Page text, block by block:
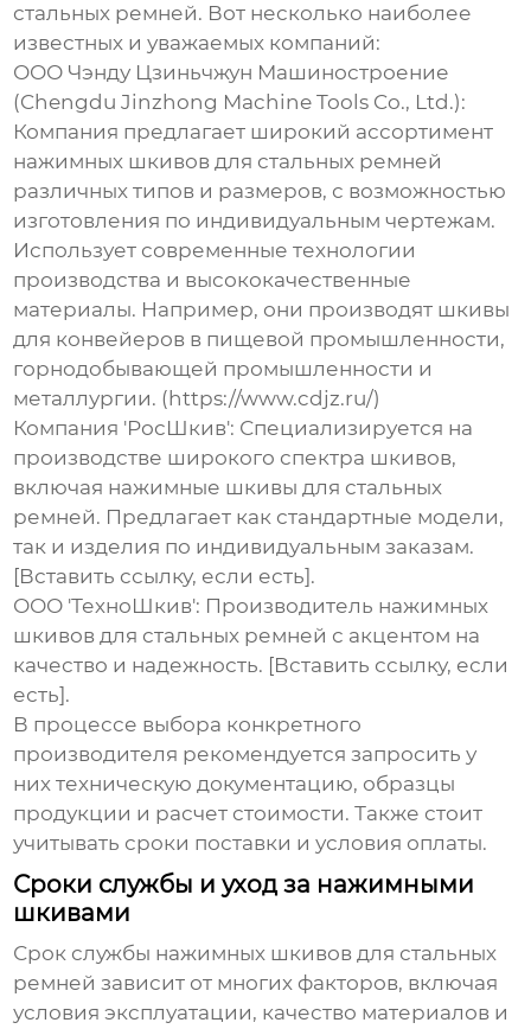
стальных ремней. Вот несколько наиболее
известных и уважаемых компаний:
ООО Чэнду Цзиньчжун Машиностроение
(Chengdu Jinzhong Machine Tools Co., Ltd.):
Компания предлагает широкий ассортимент
нажимных шкивов для стальных ремней
различных типов и размеров, с возможностью
изготовления по индивидуальным чертежам.
Использует современные технологии
производства и высококачественные
материалы. Например, они производят шкивы
для конвейеров в пищевой промышленности,
горнодобывающей промышленности и
металлургии. (https://www.cdjz.ru/)
Компания 'РосШкив': Специализируется на
производстве широкого спектра шкивов,
включая нажимные шкивы для стальных
ремней. Предлагает как стандартные модели,
так и изделия по индивидуальным заказам.
[Вставить ссылку, если есть].
ООО 'ТехноШкив': Производитель нажимных
шкивов для стальных ремней с акцентом на
качество и надежность. [Вставить ссылку, если
есть].
В процессе выбора конкретного
производителя рекомендуется запросить у
них техническую документацию, образцы
продукции и расчет стоимости. Также стоит
учитывать сроки поставки и условия оплаты.
Сроки службы и уход за нажимными
шкивами
Срок службы нажимных шкивов для стальных
ремней зависит от многих факторов, включая
условия эксплуатации, качество материалов и